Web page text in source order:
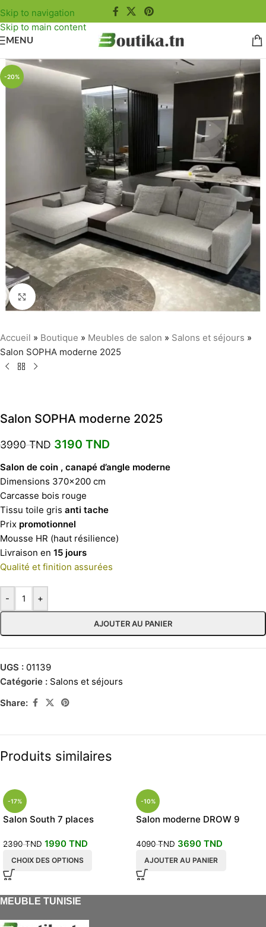
Skip to navigation
Skip to main content
MENU
-20%
Agrandir
Accueil » Boutique » Meubles de salon » Salons et séjours »
Salon SOPHA moderne 2025
Salon SOPHA moderne 2025
3990TND 3190 TND
Salon de coin , canapé d’angle moderne
Dimensions 370×200 cm
Carcasse bois rouge
Tissu toile gris anti tache
Prix promotionnel
Mousse HR (haut résilience)
Livraison en 15 jours
Qualité et finition assurées
- +
AJOUTER AU PANIER
UGS : 01139
Catégorie : Salons et séjours
Share:
Produits similaires
-17%
Salon South 7 places
2390TND 1990 TND
CHOIX DES OPTIONS
-10%
Salon moderne DROW 9
4090TND 3690 TND
AJOUTER AU PANIER
MEUBLE TUNISIE